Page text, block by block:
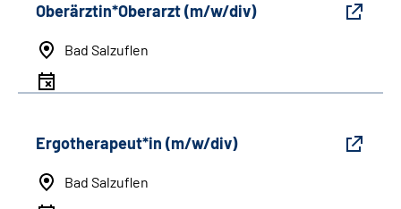
Oberärztin*Oberarzt (m/w/div)
Bad Salzuflen
Ergotherapeut*in (m/w/div)
Bad Salzuflen